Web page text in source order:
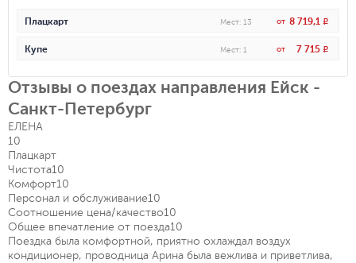
Плацкарт Мест: 13 от 8 719,1 R
Купе Мест: 1 от 7 715 R
Отзывы о поездах направления Ейск -
Санкт-Петербург
ЕЛЕНА
10
Плацкарт
Чистота10
Комфорт10
Персонал и обслуживание10
Соотношение цена/качество10
Общее впечатление от поезда10
Поездка была комфортной, приятно охлаждал воздух
кондиционер, проводница Арина была вежлива и приветлива,